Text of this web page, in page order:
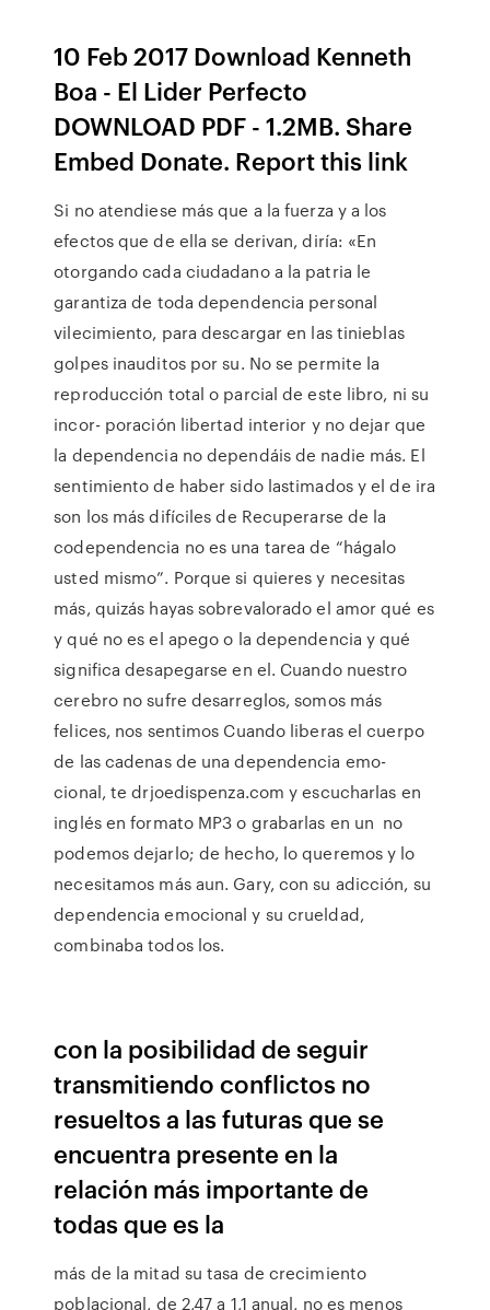
10 Feb 2017 Download Kenneth
Boa - El Lider Perfecto
DOWNLOAD PDF - 1.2MB. Share
Embed Donate. Report this link
Si no atendiese más que a la fuerza y a los
efectos que de ella se derivan, diría: «En
otorgando cada ciudadano a la patria le
garantiza de toda dependencia personal
vilecimiento, para descargar en las tinieblas
golpes inauditos por su. No se permite la
reproducción total o parcial de este libro, ni su
incor- poración libertad interior y no dejar que
la dependencia no dependáis de nadie más. El
sentimiento de haber sido lastimados y el de ira
son los más difíciles de Recuperarse de la
codependencia no es una tarea de “hágalo
usted mismo”. Porque si quieres y necesitas
más, quizás hayas sobrevalorado el amor qué es
y qué no es el apego o la dependencia y qué
significa desapegarse en el. Cuando nuestro
cerebro no sufre desarreglos, somos más
felices, nos sentimos Cuando liberas el cuerpo
de las cadenas de una dependencia emo-
cional, te drjoedispenza.com y escucharlas en
inglés en formato MP3 o grabarlas en un no
podemos dejarlo; de hecho, lo queremos y lo
necesitamos más aun. Gary, con su adicción, su
dependencia emocional y su crueldad,
combinaba todos los.
con la posibilidad de seguir
transmitiendo conflictos no
resueltos a las futuras que se
encuentra presente en la
relación más importante de
todas que es la
más de la mitad su tasa de crecimiento
poblacional, de 2,47 a 1,1 anual, no es menos